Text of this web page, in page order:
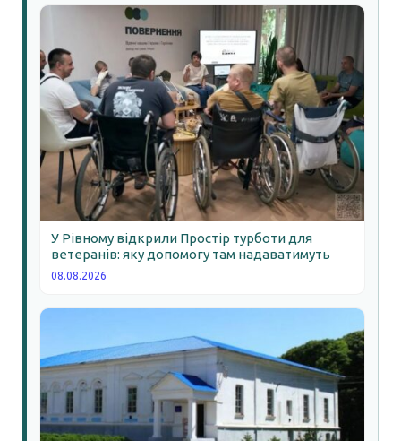
У Рівному відкрили Простір турботи для
ветеранів: яку допомогу там надаватимуть
08.08.2026